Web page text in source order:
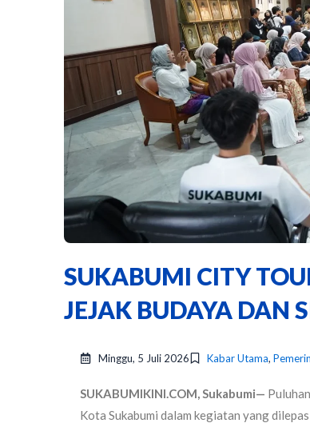
SUKABUMI CITY
JEJAK BUDAYA DAN
Minggu, 5 Juli 2026 Kabar Utama,
SUKABUMIKINI.COM, Sukabumi—
Kota Sukabumi dalam kegiatan yang